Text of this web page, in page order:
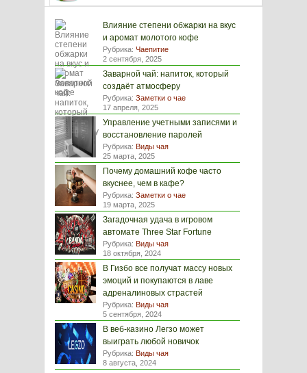
Влияние степени обжарки на вкус
и аромат молотого кофе
Рубрика: Чаепитие
2 сентября, 2025
Заварной чай: напиток, который
создаёт атмосферу
Рубрика: Заметки о чае
17 апреля, 2025
Управление учетными записями и
восстановление паролей
Рубрика: Виды чая
25 марта, 2025
Почему домашний кофе часто
вкуснее, чем в кафе?
Рубрика: Заметки о чае
19 марта, 2025
Загадочная удача в игровом
автомате Three Star Fortune
Рубрика: Виды чая
18 октября, 2024
В Гизбо все получат массу новых
эмоций и покупаются в лаве
адреналиновых страстей
Рубрика: Виды чая
5 сентября, 2024
В веб-казино Легзо может
выиграть любой новичок
Рубрика: Виды чая
8 августа, 2024